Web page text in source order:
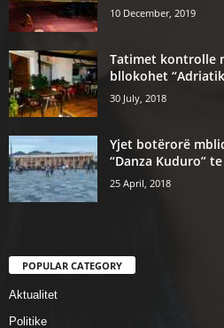
10 December, 2019
Tatimet kontrolle
bllokohet
30 July, 2018
Yjet botërorë
“Danza Kuduro”
25 April, 2018
POPULAR CATEGORY
Aktualitet
Politike